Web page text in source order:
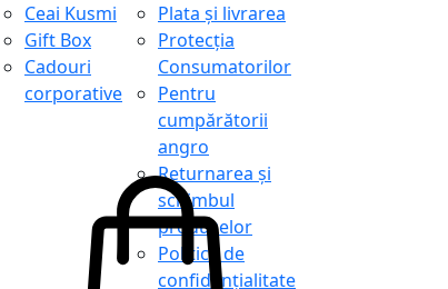
Ceai Kusmi
Gift Box
Cadouri
corporative
Plata și livrarea
Protecţia
Consumatorilor
Pentru
cumpărătorii
angro
Returnarea și
schimbul
produselor
Politica de
confidențialitate